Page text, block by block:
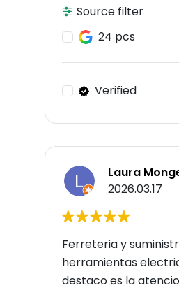
Source filter
24 pcs
Verified
Laura
2026.03.17
Ferreteria y
herramientas
destaco es la